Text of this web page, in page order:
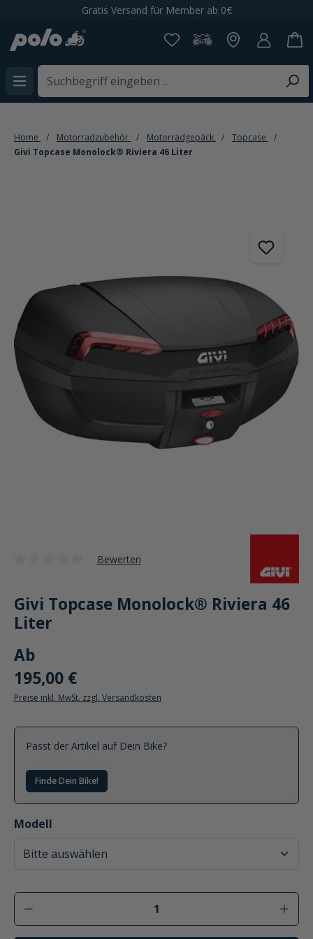
Gratis Versand für Member ab 0€
Home Motorradzubehör Motorradgepäck
Topcase
Givi Topcase Monolock® Riviera 46 Liter
Bewerten
Givi Topcase Monolock® Riviera 46
Liter
Ab
195,00 €
Preise inkl. MwSt. zzgl. Versandkosten
Passt der Artikel auf Dein Bike?
Finde Dein Bike!
Modell
auswählen
Produkt Anzahl: Gib den gewünschten